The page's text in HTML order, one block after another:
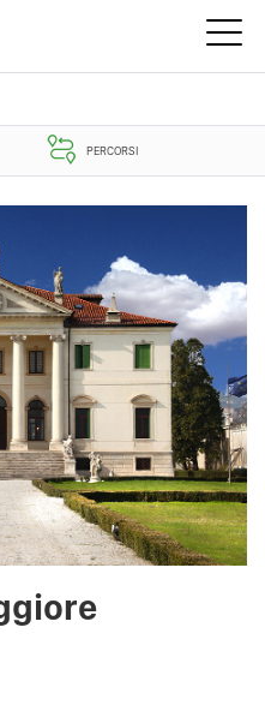
PERCORSI